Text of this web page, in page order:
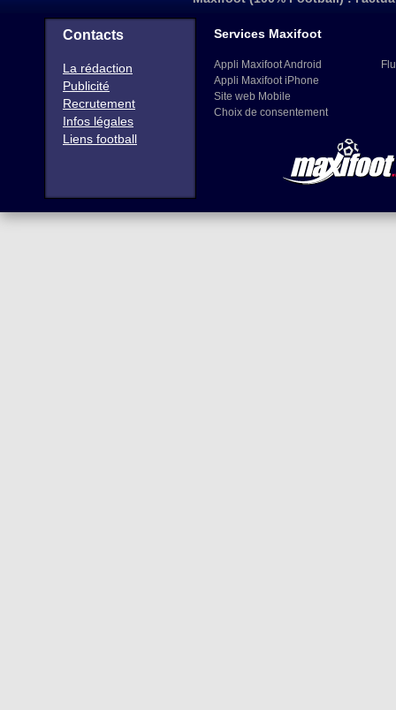
Contacts
La rédaction
Publicité
Recrutement
Infos légales
Liens football
Services Maxifoot
Appli Maxifoot Android
Appli Maxifoot iPhone
Site web Mobile
Choix de consentement